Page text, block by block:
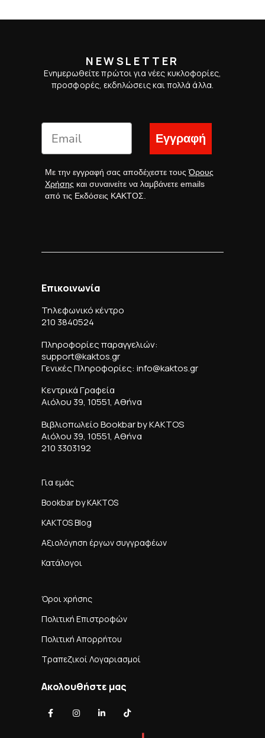
NEWSLETTER
Ενημερωθείτε πρώτοι για νέες κυκλοφορίες,
προσφορές, εκδηλώσεις και πολλά άλλα.
Εγγραφή
Με την εγγραφή σας αποδέχεστε τουςΌρους
Χρήσης και συναινείτε να λαμβάνετε emails
από τις Εκδόσεις ΚΑΚΤΟΣ.
Επικοινωνία
Τηλεφωνικό κέντρο
210 3840524
Πληροφορίες παραγγελιών:
support@kaktos.gr
Γενικές Πληροφορίες: info@kaktos.gr
Κεντρικά Γραφεία
Αιόλου 39, 10551, Αθήνα
Βιβλιοπωλείο Bookbar by KAKTOS
Αιόλου 39, 10551, Αθήνα
210 3303192
Για εμάς
Bookbar by KAKTOS
KAKTOS Blog
Αξιολόγηση έργων συγγραφέων
Κατάλογοι
Όροι χρήσης
Πολιτική Επιστροφών
Πολιτική Απορρήτου
Τραπεζικοί Λογαριασμοί
Ακολουθήστε μας